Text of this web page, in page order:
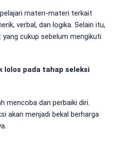
materi-materi terkait
verbal, dan logika. Selain itu,
cukup sebelum mengikuti
lolos pada tahap seleksi
mencoba dan perbaiki diri.
akan menjadi bekal berharga